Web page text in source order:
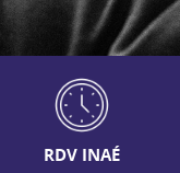
RDV INAÉ